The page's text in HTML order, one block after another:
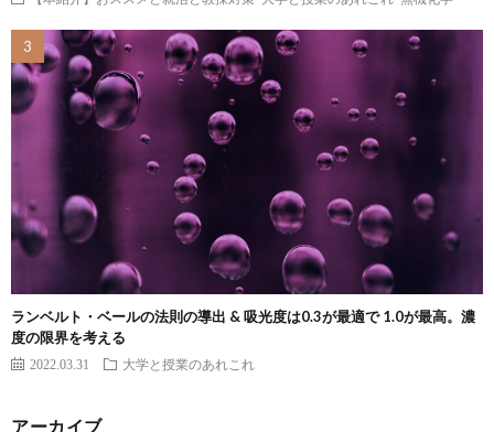
ランベルト・ベールの法則の導出 & 吸光度は0.3が最適で 1.0が最高。濃
度の限界を考える
2022.03.31 大学と授業のあれこれ
アーカイブ